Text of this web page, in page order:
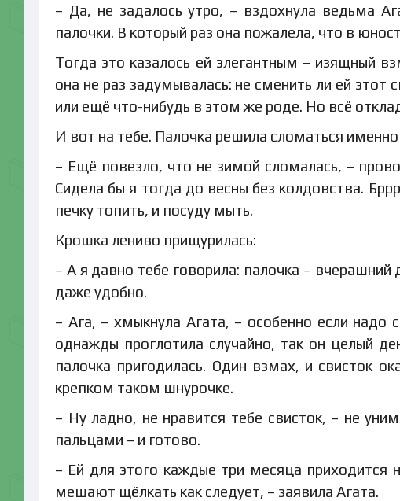
– Да, не задалось утро, – вздохнула ведьма
палочки. В который раз она пожалела, что в
Тогда это казалось ей элегантным – изящный
она не раз задумывалась: не сменить ли ей этот
или ещё что-нибудь в этом же роде. Но всё
И вот на тебе. Палочка решила сломаться
– Ещё повезло, что не зимой сломалась, –
Сидела бы я тогда до весны без колдовства.
печку топить, и посуду мыть.
Крошка лениво прищурилась:
– А я давно тебе говорила: палочка – вчерашний
даже удобно.
– Ага, – хмыкнула Агата, – особенно если
однажды проглотила случайно, так он целый
палочка пригодилась. Один взмах, и свисток
крепком таком шнурочке.
– Ну ладно, не нравится тебе свисток, – не
пальцами – и готово.
– Ей для этого каждые три месяца приходится
мешают щёлкать как следует, – заявила Агата.